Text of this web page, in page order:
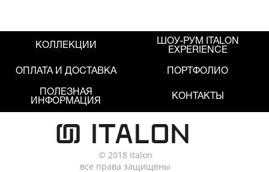
КОЛЛЕКЦИИ
ШОУ-РУМ ITALON
EXPERIENCE
ОПЛАТА И ДОСТАВКА ПОРТФОЛИО
ПОЛЕЗНАЯ
ИНФОРМАЦИЯ
КОНТАКТЫ
© 2018 Italon
все права защищены